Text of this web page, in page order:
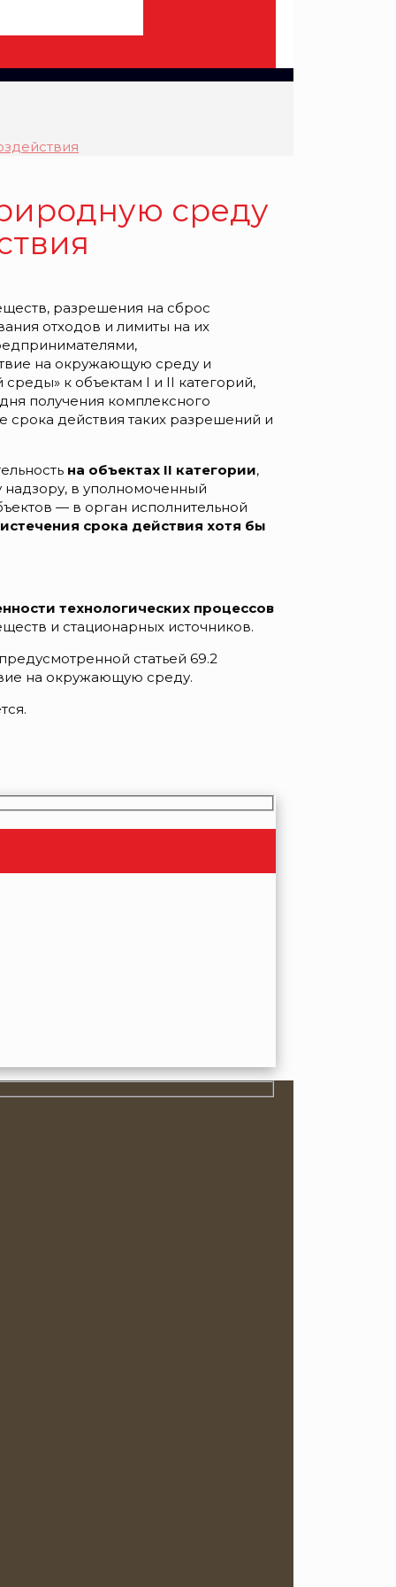
среду
разрешения на сброс
отходов и лимиты на их
на окружающую среду и
к объектам I и II категорий,
получения комплексного
действия таких разрешений и
на объектах II категории,
в уполномоченный
— в орган исполнительной
срока действия хотя бы
технологических процессов
и стационарных источников.
статьей 69.2
на окружающую среду.